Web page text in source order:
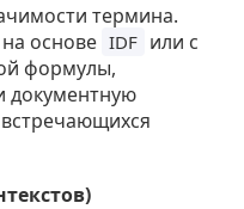
термина.
основе IDF или с
формулы,
документную
встречающихся